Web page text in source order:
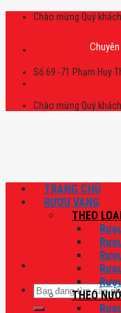
Skip
Chào mừng Quý khách
Chuyên cung
Số 69 -71 Phạm Huy
Chào mừng Quý khách
Tìm
kiếm:
TRANG CHỦ
RƯỢU VANG
THEO
THEO